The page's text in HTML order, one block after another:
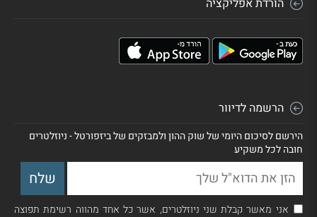
הרשמה לדיוור
הירשם לסיכום היומי של שוק ההון ולמבזקים של ביזפורטל - ניוזלטרים
חובה לכל משקיע
אני מאשר קבלת שני ניוזלטרים, אשר כל אחד מהווה רשימת תפוצה